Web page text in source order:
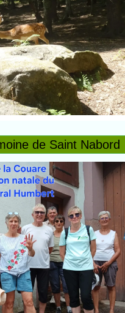
de Saint Nabord